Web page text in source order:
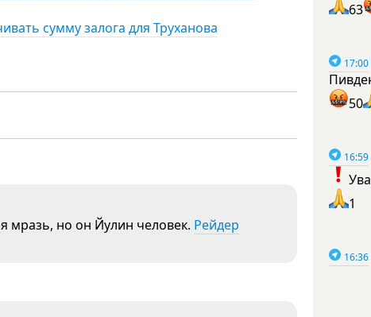
сумму залога для Труханова
мразь, но он Йулин человек. Рейдер
63
17:00
50
16:59
1
16:36